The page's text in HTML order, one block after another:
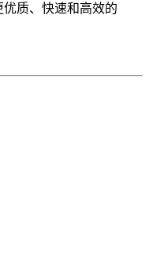
质、快速和高效的